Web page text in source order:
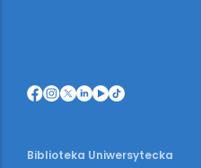
Biblioteka Uniwersytecka